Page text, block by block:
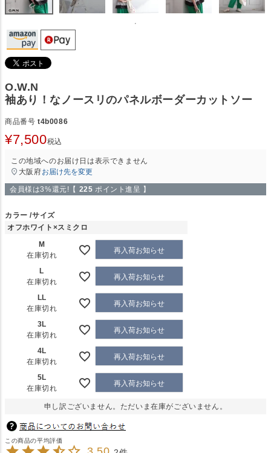
O.W.N
袖あり！なノースリのパネルボーダーカットソー
商品番号 t4b0086
¥7,500税込
この地域へのお届け日は表示できません
大阪府お届け先を変更
会員様は3%還元!【 225 ポイント進呈 】
カラー サイズ
オフホワイト×スミクロ
M
在庫切れ
再入荷お知らせ
L
在庫切れ
再入荷お知らせ
LL
在庫切れ
再入荷お知らせ
3L
在庫切れ
再入荷お知らせ
4L
在庫切れ
再入荷お知らせ
5L
在庫切れ
再入荷お知らせ
申し訳ございません。ただいま在庫がございません。